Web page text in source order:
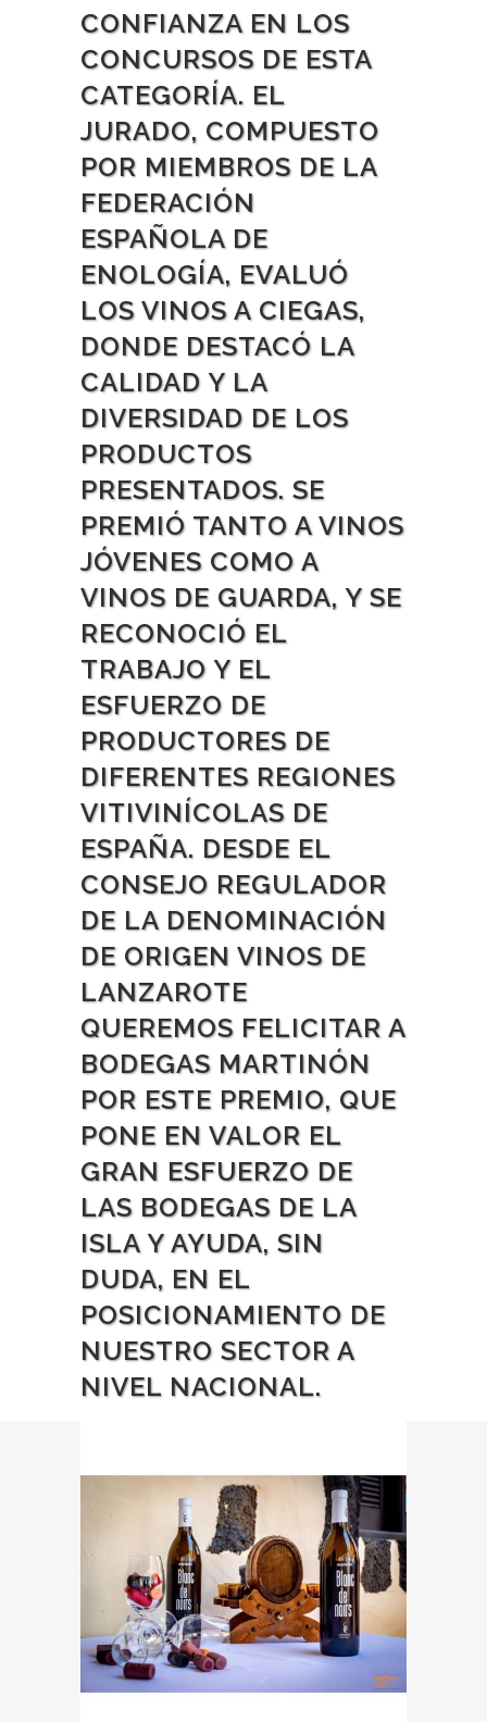
CONFIANZA EN LOS
CONCURSOS DE ESTA
CATEGORÍA. EL
JURADO, COMPUESTO
POR MIEMBROS DE LA
FEDERACIÓN
ESPAÑOLA DE
ENOLOGÍA, EVALUÓ
LOS VINOS A CIEGAS,
DONDE DESTACÓ LA
CALIDAD Y LA
DIVERSIDAD DE LOS
PRODUCTOS
PRESENTADOS. SE
PREMIÓ TANTO A VINOS
JÓVENES COMO A
VINOS DE GUARDA, Y SE
RECONOCIÓ EL
TRABAJO Y EL
ESFUERZO DE
PRODUCTORES DE
DIFERENTES REGIONES
VITIVINÍCOLAS DE
ESPAÑA. DESDE EL
CONSEJO REGULADOR
DE LA DENOMINACIÓN
DE ORIGEN VINOS DE
LANZAROTE
QUEREMOS FELICITAR A
BODEGAS MARTINÓN
POR ESTE PREMIO, QUE
PONE EN VALOR EL
GRAN ESFUERZO DE
LAS BODEGAS DE LA
ISLA Y AYUDA, SIN
DUDA, EN EL
POSICIONAMIENTO DE
NUESTRO SECTOR A
NIVEL NACIONAL.